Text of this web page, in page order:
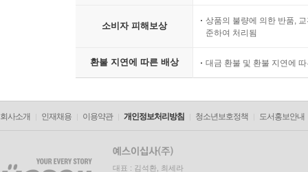
소비자 피해보상
상품의 불량에 의한 반품,
준하여 처리됨
환불 지연에 따른 배상 대금 환불 및 환불 지연에
회사소개 인재채용 이용약관 개인정보처리방침 청소년보호정책 도서홍보안내
대표 : 김석환, 최세라